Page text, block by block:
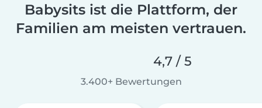
Babysits ist die Plattform, der
Familien am meisten vertrauen.
4,7 / 5
3.400+ Bewertungen